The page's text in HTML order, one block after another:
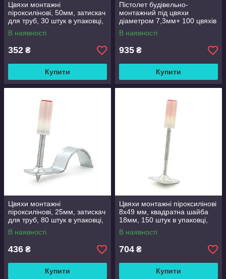
Цвяхи монтажні
піроксилінові, 50мм, затискач
для труб, 30 штук в упаковці,
ціна за упаковку
В наявності
352 ₴
Купити
Пістолет будівельно-
монтажний під цвяхи
діаметром 7,3мм+ 100 цвяхів
монтажних піроксилінових
діаметром 7,3мм, Green
В наявності
935 ₴
Купити
Цвяхи монтажні
піроксилінові, 25мм, затискач
для труб, 80 штук в упаковці,
ціна за упаковку
В наявності
436 ₴
Купити
Цвяхи монтажні піроксилінові
8х49 мм, квадратна шайба
18мм, 150 штук в упаковці,
ціна за упаковку
В наявності
704 ₴
Купити